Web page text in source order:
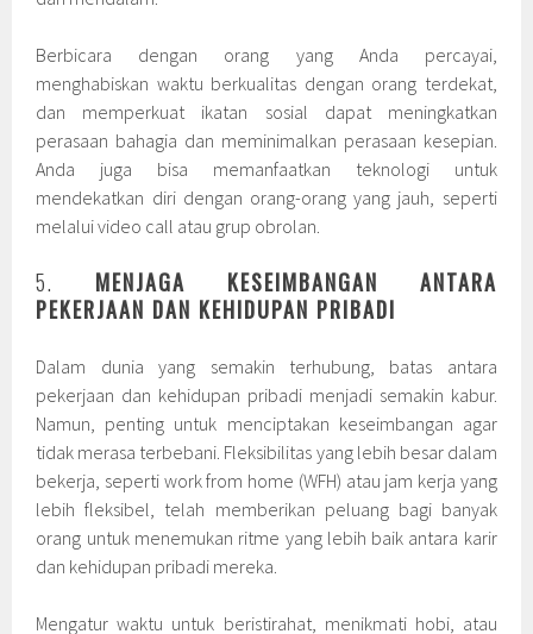
Berbicara dengan orang yang Anda percayai,
menghabiskan waktu berkualitas dengan orang terdekat,
dan memperkuat ikatan sosial dapat meningkatkan
perasaan bahagia dan meminimalkan perasaan kesepian.
Anda juga bisa memanfaatkan teknologi untuk
mendekatkan diri dengan orang-orang yang jauh, seperti
melalui video call atau grup obrolan.
5. MENJAGA KESEIMBANGAN ANTARA
PEKERJAAN DAN KEHIDUPAN PRIBADI
Dalam dunia yang semakin terhubung, batas antara
pekerjaan dan kehidupan pribadi menjadi semakin kabur.
Namun, penting untuk menciptakan keseimbangan agar
tidak merasa terbebani. Fleksibilitas yang lebih besar dalam
bekerja, seperti work from home (WFH) atau jam kerja yang
lebih fleksibel, telah memberikan peluang bagi banyak
orang untuk menemukan ritme yang lebih baik antara karir
dan kehidupan pribadi mereka.
Mengatur waktu untuk beristirahat, menikmati hobi, atau